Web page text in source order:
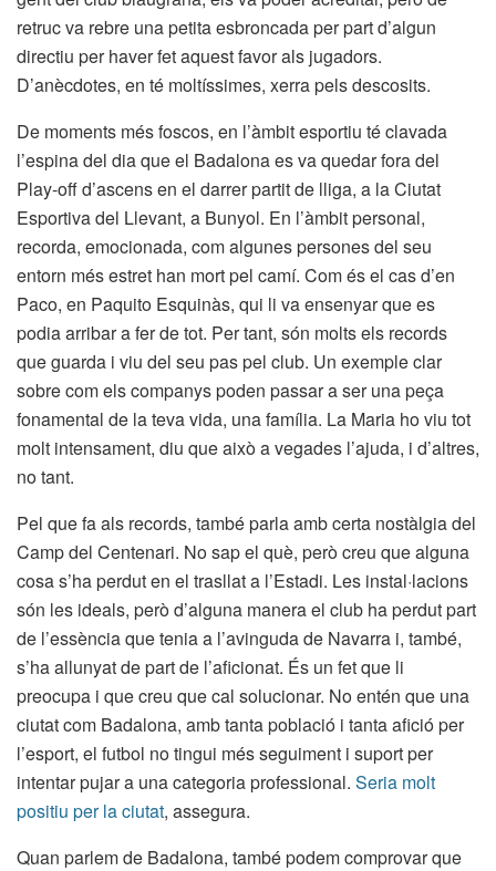
retruc va rebre una petita esbroncada per part d’algun
directiu per haver fet aquest favor als jugadors.
D’anècdotes, en té moltíssimes, xerra pels descosits.
De moments més foscos, en l’àmbit esportiu té clavada
l’espina del dia que el Badalona es va quedar fora del
Play-off d’ascens en el darrer partit de lliga, a la Ciutat
Esportiva del Llevant, a Bunyol. En l’àmbit personal,
recorda, emocionada, com algunes persones del seu
entorn més estret han mort pel camí. Com és el cas d’en
Paco, en Paquito Esquinàs, qui li va ensenyar que es
podia arribar a fer de tot. Per tant, són molts els records
que guarda i viu del seu pas pel club. Un exemple clar
sobre com els companys poden passar a ser una peça
fonamental de la teva vida, una família. La Maria ho viu tot
molt intensament, diu que això a vegades l’ajuda, i d’altres,
no tant.
Pel que fa als records, també parla amb certa nostàlgia del
Camp del Centenari. No sap el què, però creu que alguna
cosa s’ha perdut en el trasllat a l’Estadi. Les instal·lacions
són les ideals, però d’alguna manera el club ha perdut part
de l’essència que tenia a l’avinguda de Navarra i, també,
s’ha allunyat de part de l’aficionat. És un fet que li
preocupa i que creu que cal solucionar. No entén que una
ciutat com Badalona, amb tanta població i tanta afició per
l’esport, el futbol no tingui més seguiment i suport per
intentar pujar a una categoria professional. Seria molt
positiu per la ciutat, assegura.
Quan parlem de Badalona, també podem comprovar que